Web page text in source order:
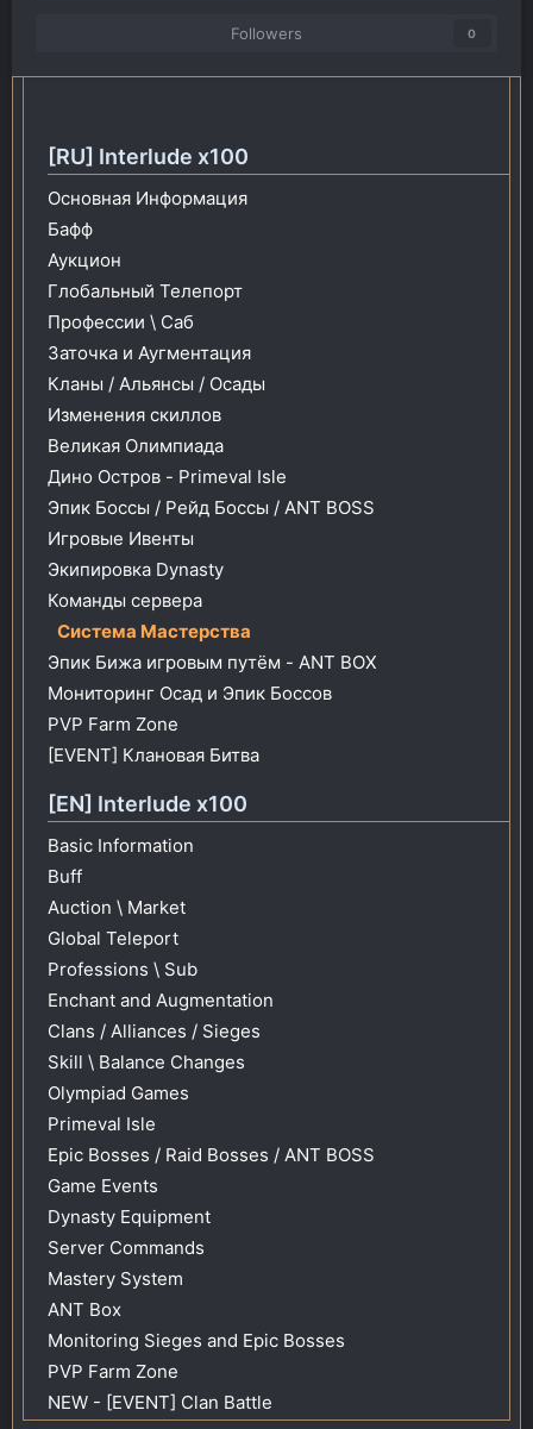
Followers 0
[RU] Interlude x100
Основная Информация
Бафф
Аукцион
Глобальный Телепорт
Профессии \ Саб
Заточка и Аугментация
Кланы / Альянсы / Осады
Изменения скиллов
Великая Олимпиада
Дино Остров - Primeval Isle
Эпик Боссы / Рейд Боссы / ANT BOSS
Игровые Ивенты
Экипировка Dynasty
Команды сервера
Система Мастерства
Эпик Бижа игровым путём - ANT BOX
Мониторинг Осад и Эпик Боссов
PVP Farm Zone
[EVENT] Клановая Битва
[EN] Interlude x100
Basic Information
Buff
Auction \ Market
Global Teleport
Professions \ Sub
Enchant and Augmentation
Clans / Alliances / Sieges
Skill \ Balance Changes
Olympiad Games
Primeval Isle
Epic Bosses / Raid Bosses / ANT BOSS
Game Events
Dynasty Equipment
Server Commands
Mastery System
ANT Box
Monitoring Sieges and Epic Bosses
PVP Farm Zone
NEW - [EVENT] Clan Battle